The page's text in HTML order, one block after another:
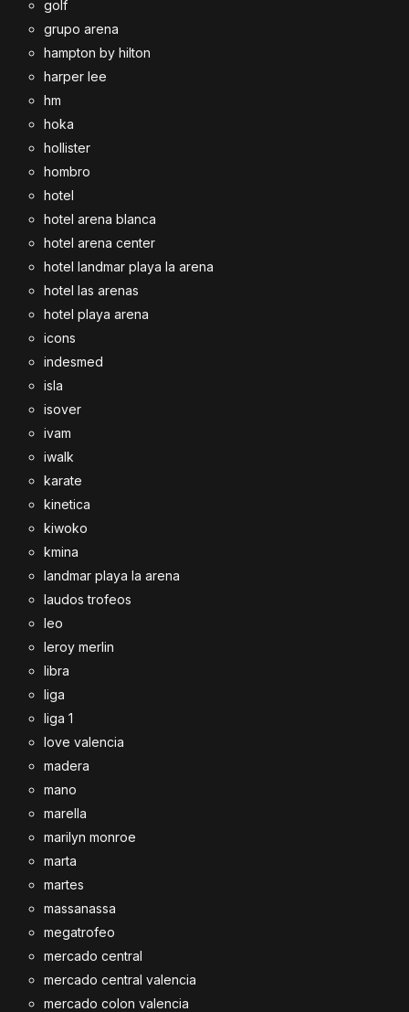
golf
grupo arena
hampton by hilton
harper lee
hm
hoka
hollister
hombro
hotel
hotel arena blanca
hotel arena center
hotel landmar playa la arena
hotel las arenas
hotel playa arena
icons
indesmed
isla
isover
ivam
iwalk
karate
kinetica
kiwoko
kmina
landmar playa la arena
laudos trofeos
leo
leroy merlin
libra
liga
liga 1
love valencia
madera
mano
marella
marilyn monroe
marta
martes
massanassa
megatrofeo
mercado central
mercado central valencia
mercado colon valencia